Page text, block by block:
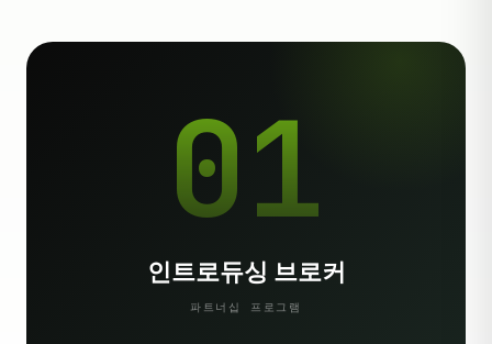
01
인트로듀싱 브로커
파트너십 프로그램